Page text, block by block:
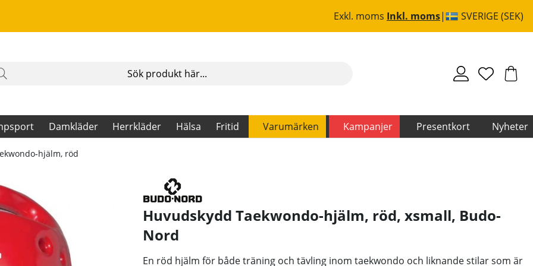
Exkl. moms Inkl. moms SVERIGE (SEK)
Damkläder Herrkläder Hälsa Fritid Varumärken Kampanjer Presentkort Nyheter
hjälm, röd
Huvudskydd Taekwondo-hjälm, röd, xsmall, Budo-
Nord
En röd hjälm för både träning och tävling inom taekwondo och liknande stilar som är